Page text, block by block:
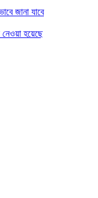
জানা যাবে
নেওয়া হয়েছে